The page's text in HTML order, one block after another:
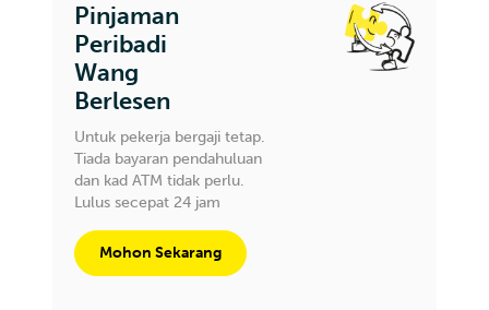
Pinjaman
Peribadi
Wang
Berlesen
Untuk pekerja bergaji tetap.
Tiada bayaran pendahuluan
dan kad ATM tidak perlu.
Lulus secepat 24 jam
Mohon Sekarang